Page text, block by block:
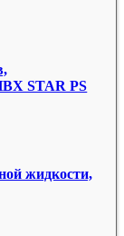
STAR PS
жидкости,